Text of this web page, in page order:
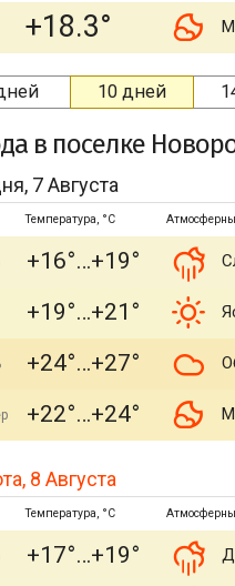
+18.3°
10 дней
в поселке
7 Августа
Температура, °C
+16° +19°
+19° +21°
+24° +27°
+22° +24°
8 Августа
Температура, °C
+17° +19°